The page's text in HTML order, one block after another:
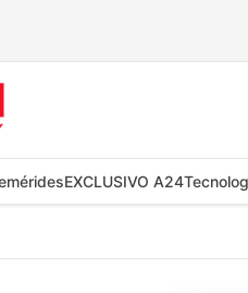
EXCLUSIVO A24